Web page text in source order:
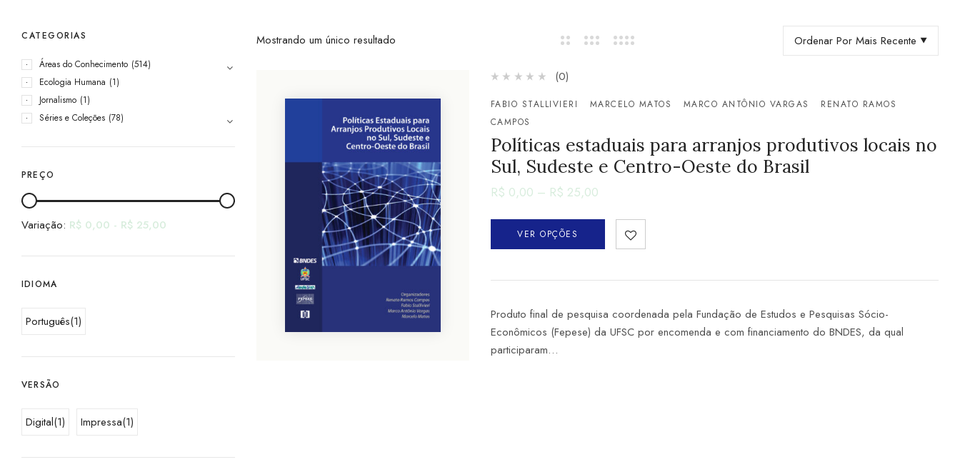
CATEGORIAS
Áreas do Conhecimento (514)
Ecologia Humana (1)
Jornalismo (1)
Séries e Coleções (78)
PREÇO
Variação: R$ 0,00 - R$ 25,00
IDIOMA
Português(1)
VERSÃO
Digital(1) Impressa(1)
Mostrando um único resultado Ordenar Por Mais Recente
(0)
FABIO STALLIVIERI MARCELO MATOS MARCO ANTÔNIO VARGAS
RENATO RAMOS
CAMPOS
Políticas estaduais para arranjos produtivos locais no
Sul, Sudeste e Centro-Oeste do Brasil
R$ 0,00 – R$ 25,00
VER OPÇÕES
Produto final de pesquisa coordenada pela Fundação de Estudos e Pesquisas Sócio-
Econômicos (Fepese) da UFSC por encomenda e com financiamento do BNDES, da qual
participaram…